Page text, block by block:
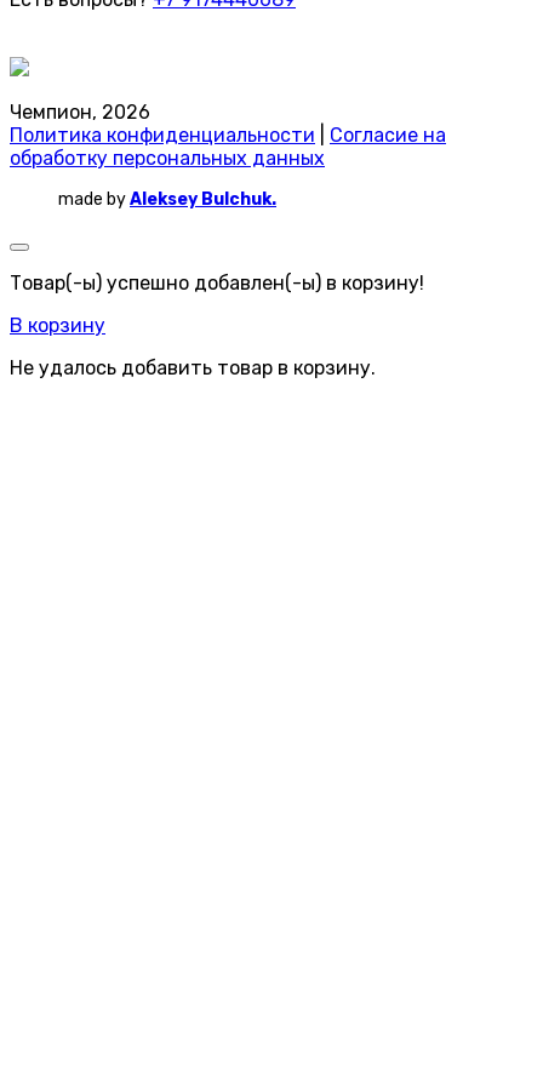
Чемпион, 2026
Политика конфиденциальности
Согласие на
обработку персональных данных
made byAleksey Bulchuk.
Товар(-ы) успешно добавлен(-ы) в корзину!
В корзину
Не удалось добавить товар в корзину.